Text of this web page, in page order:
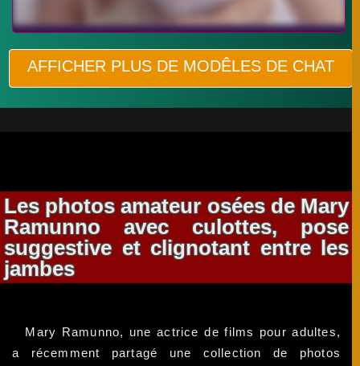
AFFICHER PLUS DE MODÊLES DE CHAT
Les photos amateur osées de Mary
Ramunno avec culottes, pose
suggestive et clignotant entre les
jambes
Mary Ramunno, une actrice de films pour adultes,
a récemment partagé une collection de photos